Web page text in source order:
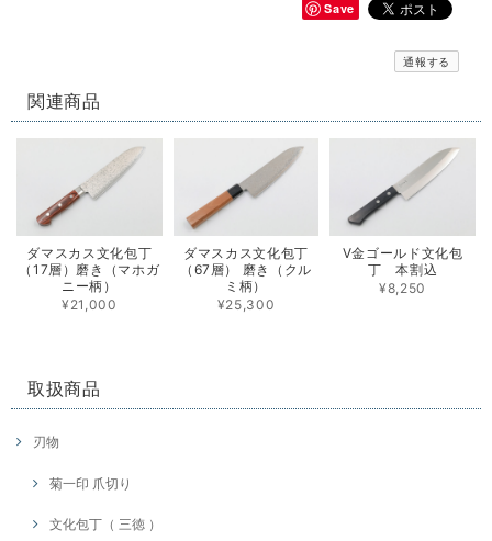
Save
通報する
関連商品
ダマスカス文化包丁
（17層）磨き（マホガ
ニー柄）
¥21,000
ダマスカス文化包丁
（67層） 磨き（クル
ミ柄）
¥25,300
V金ゴールド文化包
丁 本割込
¥8,250
取扱商品
刃物
菊一印 爪切り
文化包丁（ 三徳 ）